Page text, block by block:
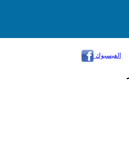
الفيسبوك